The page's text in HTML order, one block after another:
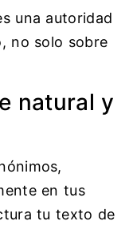
una autoridad
no solo sobre
natural y
en tus
tu texto de